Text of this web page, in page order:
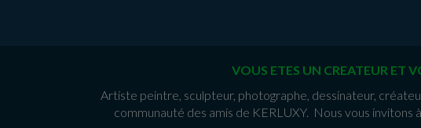
VOUS ETES UN CREATEUR ET
Artiste peintre, sculpteur, photographe, dessinateur,
communauté des amis de KERLUXY. Nous vous